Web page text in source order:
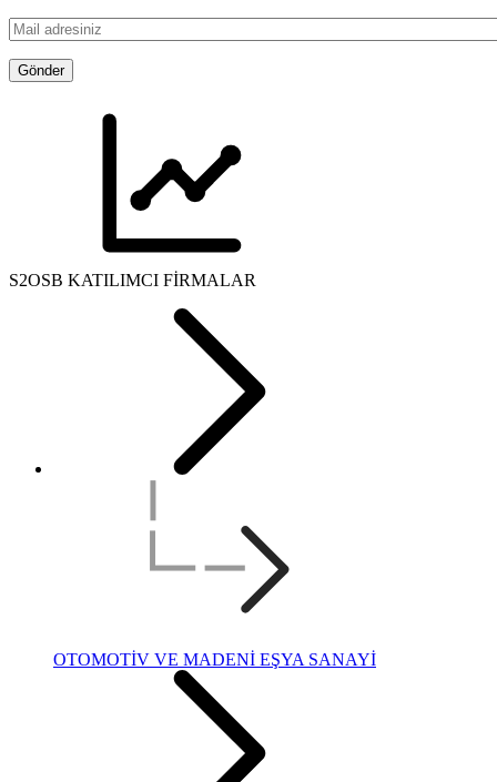
S2OSB KATILIMCI FİRMALAR
OTOMOTİV VE MADENİ EŞYA SANAYİ